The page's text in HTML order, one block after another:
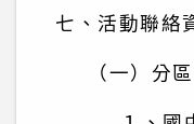
七、活動聯絡
（一）分